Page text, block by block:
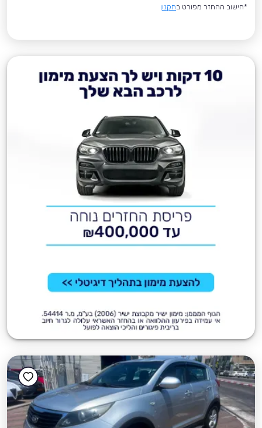
*חישוב ההחזר מפורט בתקנון